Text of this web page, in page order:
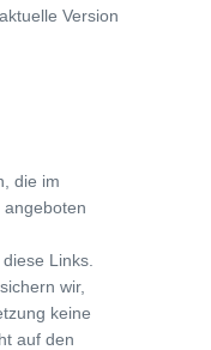
Version
die im
Links.
wir,
keine
auf den